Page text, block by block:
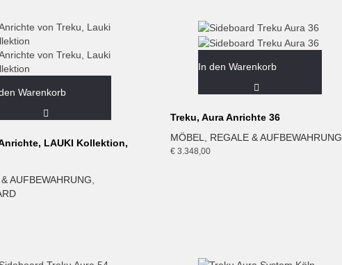
Warenkorb
LAUKI Kollektion,
AUFBEWAHRUNG
In den Warenkorb
Treku, Aura Anrichte 36
MÖBEL
REGALE & AUFBEWAHRUNG
€3.348,00